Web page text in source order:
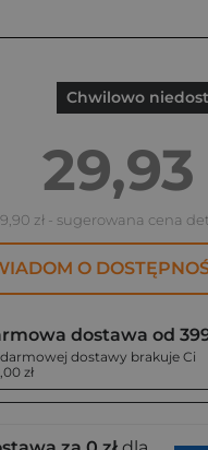
Chwilowo
29,93
zł - sugerowana cena
O
dostawa od
dostawy brakuje Ci
zł